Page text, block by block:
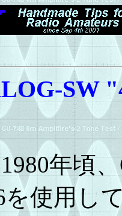
SW
年頃
を使用し